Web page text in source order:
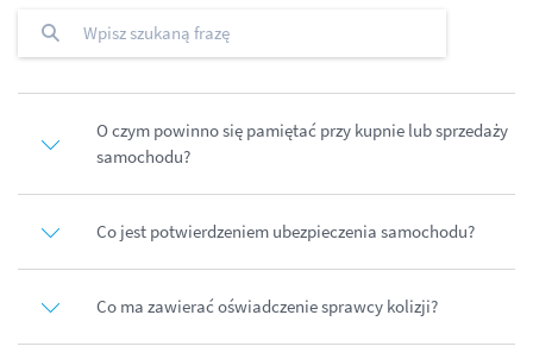
O czym powinno się pamiętać przy kupnie lub sprzedaży
samochodu?
Co jest potwierdzeniem ubezpieczenia samochodu?
Co ma zawierać oświadczenie sprawcy kolizji?